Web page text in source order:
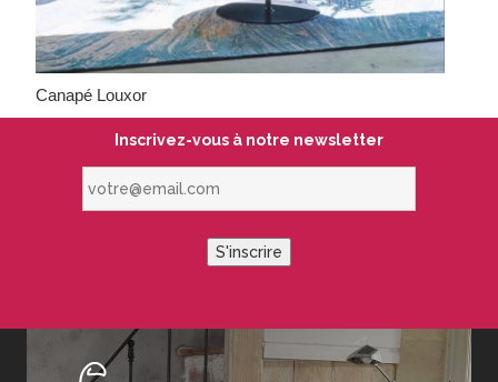
Canapé Louxor
Inscrivez-vous à notre newsletter
S'inscrire